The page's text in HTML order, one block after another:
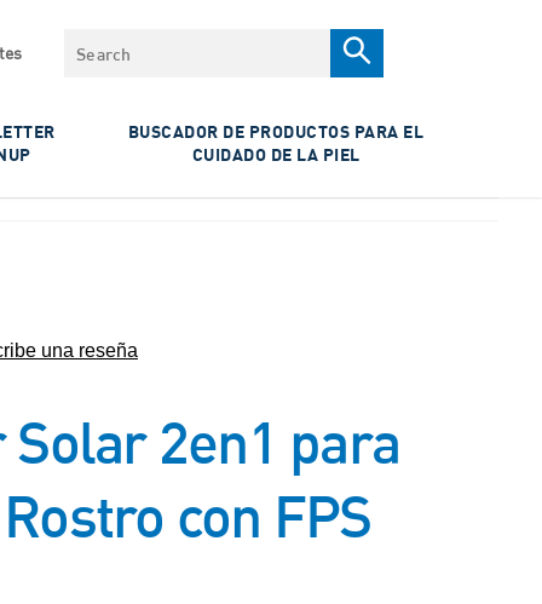
Search
BUSCADOR DE PRODUCTOS PARA EL
CUIDADO DE LA PIEL
una reseña
2en1 para
con FPS